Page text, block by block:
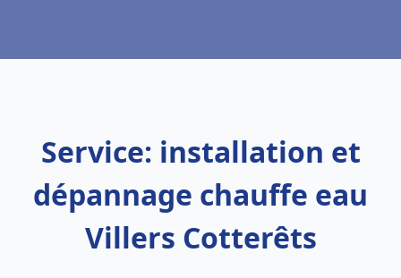
Service: installation et
dépannage chauffe eau
Villers Cotterêts